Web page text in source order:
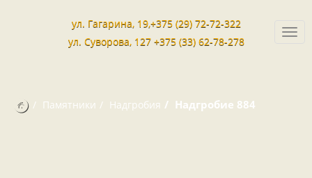
ул. Гагарина, 19,+375 (29) 72-72-322
ул. Суворова, 127 +375 (33) 62-78-278
Памятники Надгробия Надгробие 884